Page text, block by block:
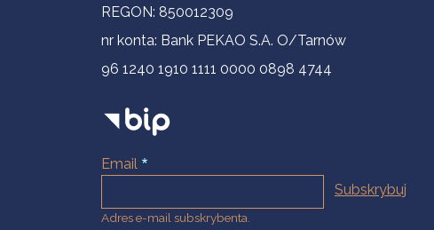
REGON: 850012309
nr konta: Bank PEKAO S.A. O/Tarnów
96 1240 1910 1111 0000 0898 4744
Email
Adres e-mail subskrybenta.